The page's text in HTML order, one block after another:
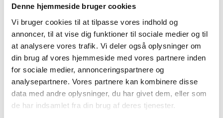
Denne hjemmeside bruger cookies
Vi bruger cookies til at tilpasse vores indhold og
annoncer, til at vise dig funktioner til sociale medier og til
at analysere vores trafik. Vi deler også oplysninger om
din brug af vores hjemmeside med vores partnere inden
for sociale medier, annonceringspartnere og
analysepartnere. Vores partnere kan kombinere disse
data med andre oplysninger, du har givet dem, eller som
de har indsamlet fra din brug af deres tjenester.
programmet Active and Assisted Living (AAL)
og Center for Frihedsteknologi, Aarhus
Kommune.
Læs mere om AAL Forum 2019 og tilmeldig her